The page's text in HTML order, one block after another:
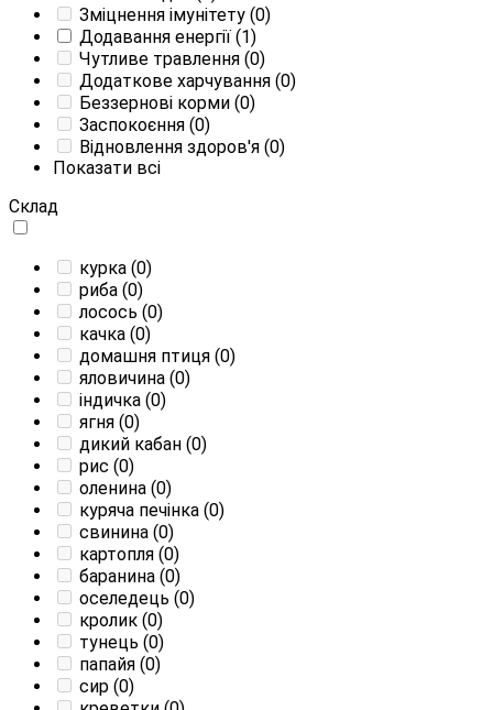
Зміцнення імунітету (0)
Додавання енергії (1)
Чутливе травлення (0)
Додаткове харчування (0)
Беззернові корми (0)
Заспокоєння (0)
Відновлення здоров'я (0)
Показати всі
Склад
курка (0)
риба (0)
лосось (0)
качка (0)
домашня птиця (0)
яловичина (0)
індичка (0)
ягня (0)
дикий кабан (0)
рис (0)
оленина (0)
куряча печінка (0)
свинина (0)
картопля (0)
баранина (0)
оселедець (0)
кролик (0)
тунець (0)
папайя (0)
сир (0)